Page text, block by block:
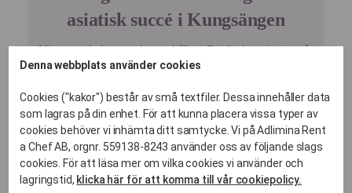
asiatisk succé iKungsängen
Vi vet att du har mycket att hålla i. Därför har vi gjort vår
process så enkel och transparent som möjligt:
Förfrågan
Du fyller i formuläret eller ringer
oss.
Denna webbplats använder cookies
Cookies ("kakor") består av små textfiler. Dessa innehåller data
som lagras på din enhet. För att kunna placera vissa typer av
cookies behöver vi inhämta ditt samtycke. Vi på Adlimina Rent
a Chef AB, orgnr. 559138-8243 använder oss av följande slags
cookies. För att läsa mer om vilka cookies vi använder och
lagringstid, klicka här för att komma till vår cookiepolicy.